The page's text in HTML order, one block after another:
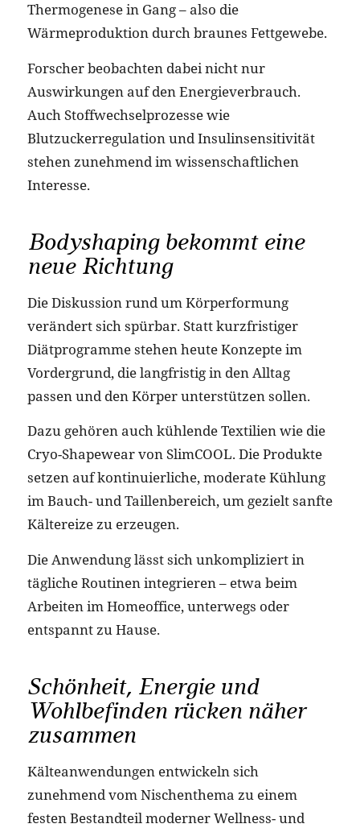
Thermogenese in Gang – also die
Wärmeproduktion durch braunes Fettgewebe.
Forscher beobachten dabei nicht nur
Auswirkungen auf den Energieverbrauch.
Auch Stoffwechselprozesse wie
Blutzuckerregulation und Insulinsensitivität
stehen zunehmend im wissenschaftlichen
Interesse.
Bodyshaping bekommt eine
neue Richtung
Die Diskussion rund um Körperformung
verändert sich spürbar. Statt kurzfristiger
Diätprogramme stehen heute Konzepte im
Vordergrund, die langfristig in den Alltag
passen und den Körper unterstützen sollen.
Dazu gehören auch kühlende Textilien wie die
Cryo-Shapewear von SlimCOOL. Die Produkte
setzen auf kontinuierliche, moderate Kühlung
im Bauch- und Taillenbereich, um gezielt sanfte
Kältereize zu erzeugen.
Die Anwendung lässt sich unkompliziert in
tägliche Routinen integrieren – etwa beim
Arbeiten im Homeoffice, unterwegs oder
entspannt zu Hause.
Schönheit, Energie und
Wohlbefinden rücken näher
zusammen
Kälteanwendungen entwickeln sich
zunehmend vom Nischenthema zu einem
festen Bestandteil moderner Wellness- und